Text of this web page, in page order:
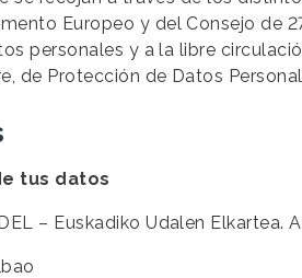
Europeo y del Consejo de
personales y a la libre
de Protección de Datos
tus datos
– Euskadiko Udalen Elkartea.